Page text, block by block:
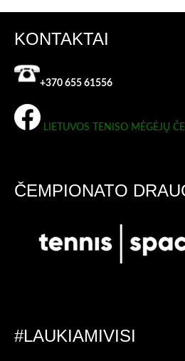
KONTAKTAI
+370 655 61556
LIETUVOS TENISO MĖGĖJŲ
ČEMPIONATO
#LAUKIAMIVISI